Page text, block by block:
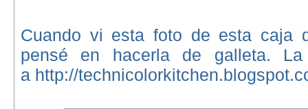
Cuando vi esta foto de esta caja
pensé en hacerla de galleta. La
a http://